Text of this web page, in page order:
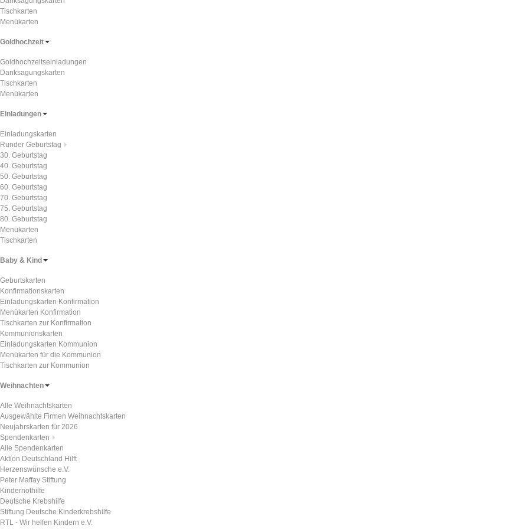
Tischkarten
Menükarten
Goldhochzeit
Goldhochzeitseinladungen
Danksagungskarten
Tischkarten
Menükarten
Einladungen
Einladungskarten
Runder Geburtstag
30. Geburtstag
40. Geburtstag
50. Geburtstag
60. Geburtstag
70. Geburtstag
75. Geburtstag
80. Geburtstag
Menükarten
Tischkarten
Baby & Kind
Geburtskarten
Konfirmationskarten
Einladungskarten Konfirmation
Menükarten Konfirmation
Tischkarten zur Konfirmation
Kommunionskarten
Einladungskarten Kommunion
Menükarten für die Kommunion
Tischkarten zur Kommunion
Weihnachten
Alle Weihnachtskarten
Ausgewählte Firmen Weihnachtskarten
Neujahrskarten für 2026
Spendenkarten
Alle Spendenkarten
Aktion Deutschland Hilft
Herzenswünsche e.V.
Peter Maffay Stiftung
Kindernothilfe
Deutsche Krebshilfe
Stiftung Deutsche Kinderkrebshilfe
RTL - Wir helfen Kindern e.V.